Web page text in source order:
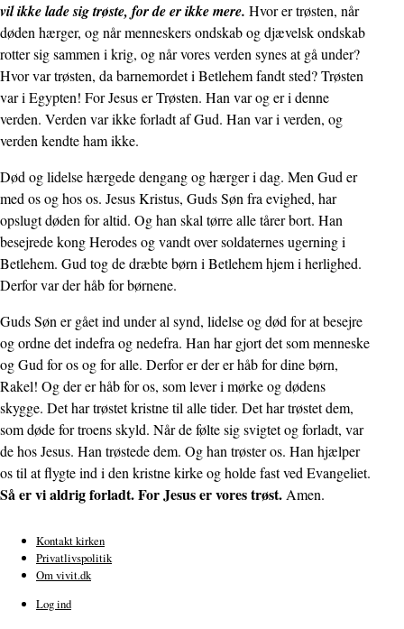
vil ikke lade sig trøste, for de er ikke mere. Hvor er trøsten, når
døden hærger, og når menneskers ondskab og djævelsk ondskab
rotter sig sammen i krig, og når vores verden synes at gå under?
Hvor var trøsten, da barnemordet i Betlehem fandt sted? Trøsten
var i Egypten! For Jesus er Trøsten. Han var og er i denne
verden. Verden var ikke forladt af Gud. Han var i verden, og
verden kendte ham ikke.
Død og lidelse hærgede dengang og hærger i dag. Men Gud er
med os og hos os. Jesus Kristus, Guds Søn fra evighed, har
opslugt døden for altid. Og han skal tørre alle tårer bort. Han
besejrede kong Herodes og vandt over soldaternes ugerning i
Betlehem. Gud tog de dræbte børn i Betlehem hjem i herlighed.
Derfor var der håb for børnene.
Guds Søn er gået ind under al synd, lidelse og død for at besejre
og ordne det indefra og nedefra. Han har gjort det som menneske
og Gud for os og for alle. Derfor er der er håb for dine børn,
Rakel! Og der er håb for os, som lever i mørke og dødens
skygge. Det har trøstet kristne til alle tider. Det har trøstet dem,
som døde for troens skyld. Når de følte sig svigtet og forladt, var
de hos Jesus. Han trøstede dem. Og han trøster os. Han hjælper
os til at flygte ind i den kristne kirke og holde fast ved Evangeliet.
Så er vi aldrig forladt. For Jesus er vores trøst. Amen.
Sidefod
Kontakt kirken
Privatlivspolitik
Om vivit.dk
Log ind